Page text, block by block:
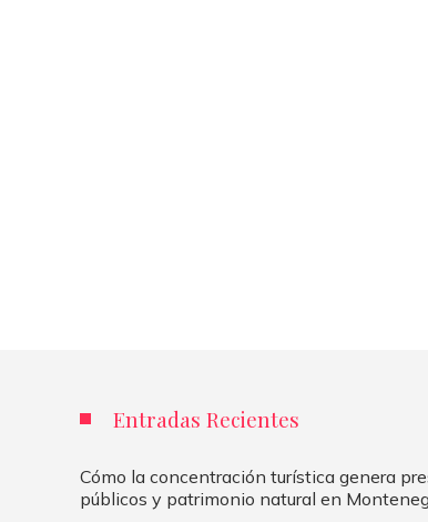
Entradas Recientes
Cómo la concentración turística genera
públicos y patrimonio natural en